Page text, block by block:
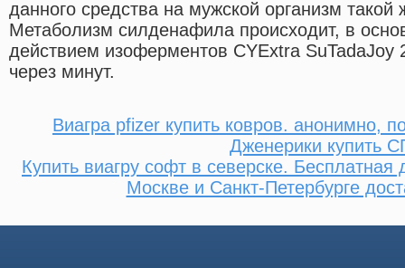
данного средства на мужской организм такой
Метаболизм силденафила происходит, в
действием изоферментов CYExtra SuTadaJoy
через минут.
Виагра pfizer купить ковров. анонимно,
Дженерики купить
Купить виагру софт в северске. Бесплатная
Москве и Санкт-Петербурге